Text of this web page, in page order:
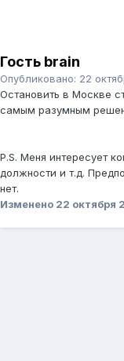
Гость brain
Опубликовано: 22
Остановить в Москве
самым разумным
P.S. Меня интересует
должности и т.д.
нет.
Изменено 22 октября